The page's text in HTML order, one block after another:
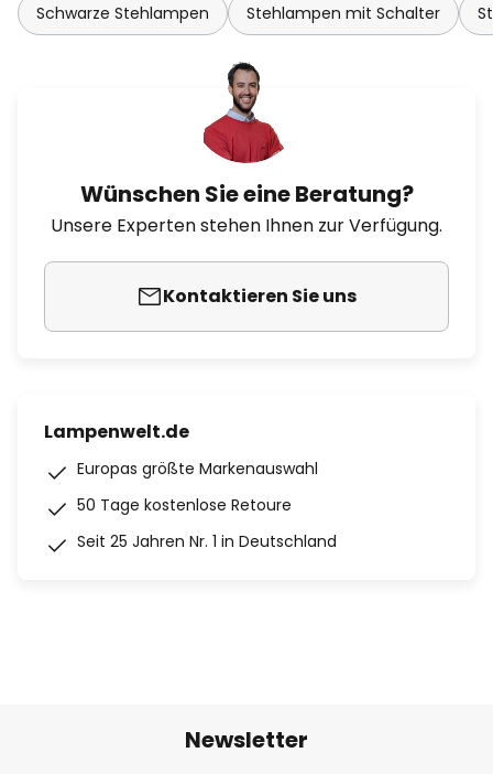
Schwarze Stehlampen Stehlampen mit Schalter
Wünschen Sie eine Beratung?
Unsere Experten stehen Ihnen zur Verfügung.
Kontaktieren Sie uns
Lampenwelt.de
Europas größte Markenauswahl
50 Tage kostenlose Retoure
Seit 25 Jahren Nr. 1 in Deutschland
Newsletter